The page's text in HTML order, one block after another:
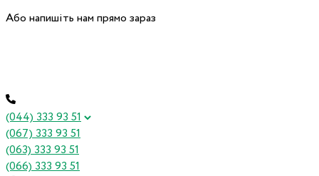
Або напишіть нам прямо зараз
(044) 333 93 51
(067) 333 93 51
(063) 333 93 51
(066) 333 93 51